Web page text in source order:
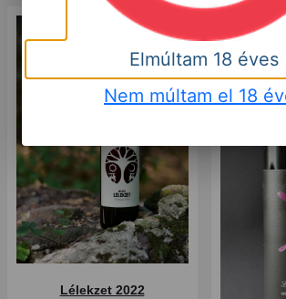
Száraz
Lélekzet 2022
Elmúltam 18 éves
Nem múltam el 18